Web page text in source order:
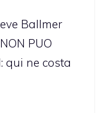
Ballmer
PUO
qui ne costa